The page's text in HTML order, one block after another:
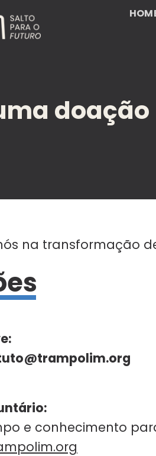
doação
na transformação
e conhecimento